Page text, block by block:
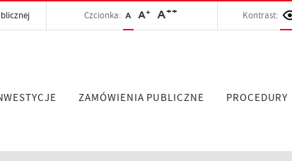
Czcionka: A A+ A++ Kontrast:
ZAMÓWIENIA PUBLICZNE PROCEDURY